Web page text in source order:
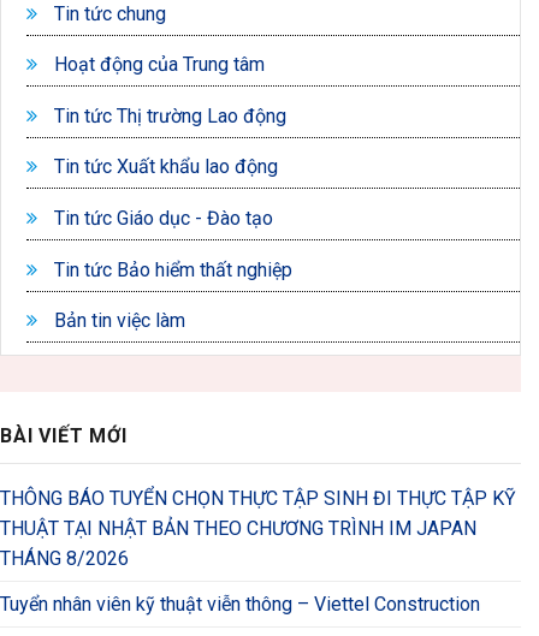
Tin tức chung
Hoạt động của Trung tâm
Tin tức Thị trường Lao động
Tin tức Xuất khẩu lao động
Tin tức Giáo dục - Đào tạo
Tin tức Bảo hiểm thất nghiệp
Bản tin việc làm
BÀI VIẾT MỚI
THÔNG BÁO TUYỂN CHỌN THỰC TẬP SINH ĐI THỰC TẬP KỸ
THUẬT TẠI NHẬT BẢN THEO CHƯƠNG TRÌNH IM JAPAN
THÁNG 8/2026
Tuyển nhân viên kỹ thuật viễn thông – Viettel Construction